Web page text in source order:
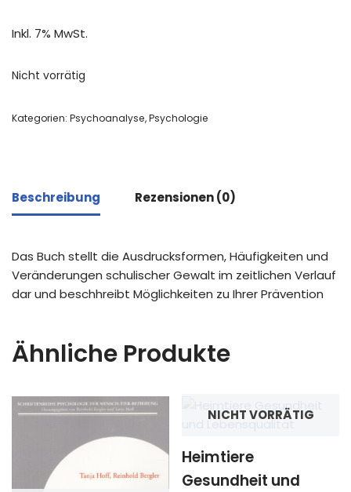
Inkl. 7% MwSt.
Nicht vorrätig
Kategorien: Psychoanalyse,Psychologie
Beschreibung Rezensionen (0)
Das Buch stellt die Ausdrucksformen, Häufigkeiten und
Veränderungen schulischer Gewalt im zeitlichen Verlauf
dar und beschhreibt Möglichkeiten zu Ihrer Prävention
Ähnliche Produkte
NICHT VORRÄTIG
Heimtiere
Gesundheit und